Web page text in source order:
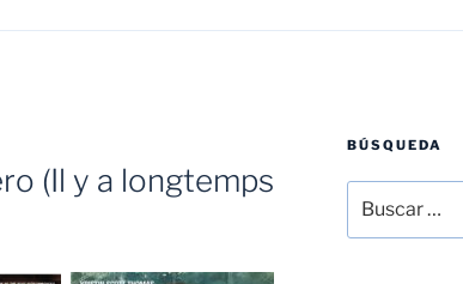
(Il y a longtemps
BÚSQUEDA
por: